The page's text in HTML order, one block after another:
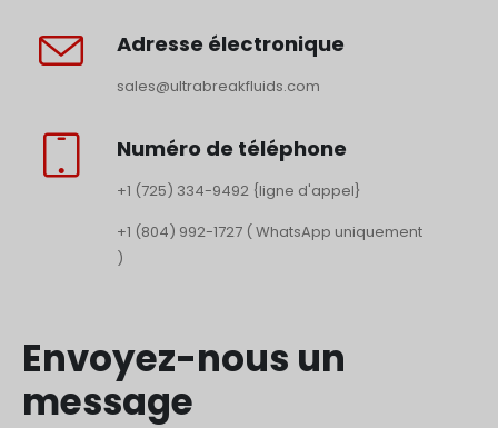
Adresse électronique
sales@ultrabreakfluids.com
Numéro de téléphone
+1 (725) 334-9492 {ligne d'appel}
+1 (804) 992-1727 ( WhatsApp uniquement
)
Envoyez-nous un
message